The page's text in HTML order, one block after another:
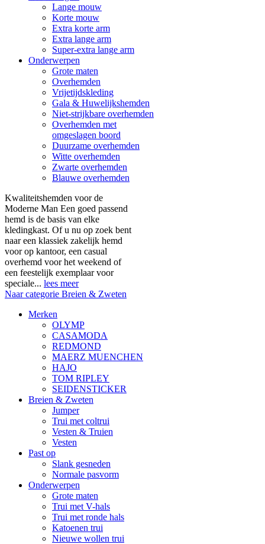
Lange mouw
Korte mouw
Extra korte arm
Extra lange arm
Super-extra lange arm
Onderwerpen
Grote maten
Overhemden
Vrijetijdskleding
Gala & Huwelijkshemden
Niet-strijkbare overhemden
Overhemden met
omgeslagen boord
Duurzame overhemden
Witte overhemden
Zwarte overhemden
Blauwe overhemden
Kwaliteitshemden voor de
Moderne Man Een goed passend
hemd is de basis van elke
kledingkast. Of u nu op zoek bent
naar een klassiek zakelijk hemd
voor op kantoor, een casual
overhemd voor het weekend of
een feestelijk exemplaar voor
speciale... lees meer
Naar categorie Breien & Zweten
Merken
OLYMP
CASAMODA
REDMOND
MAERZ MUENCHEN
HAJO
TOM RIPLEY
SEIDENSTICKER
Breien & Zweten
Jumper
Trui met coltrui
Vesten & Truien
Vesten
Past op
Slank gesneden
Normale pasvorm
Onderwerpen
Grote maten
Trui met V-hals
Trui met ronde hals
Katoenen trui
Nieuwe wollen trui